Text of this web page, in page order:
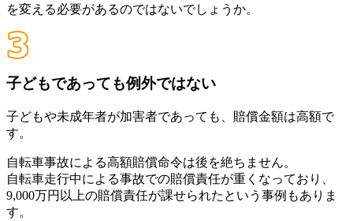
を変える必要があるのではないでしょうか。
子どもであっても例外ではない
子どもや未成年者が加害者であっても、賠償金額は高額で
す。
自転車事故による高額賠償命令は後を絶ちません。
自転車走行中による事故での賠償責任が重くなっており、
9,000万円以上の賠償責任が課せられたという事例もありま
す。